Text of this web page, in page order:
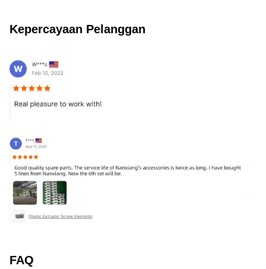
Kepercayaan Pelanggan
FAQ